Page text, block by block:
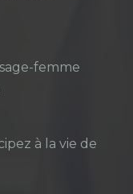
femme
à la vie de